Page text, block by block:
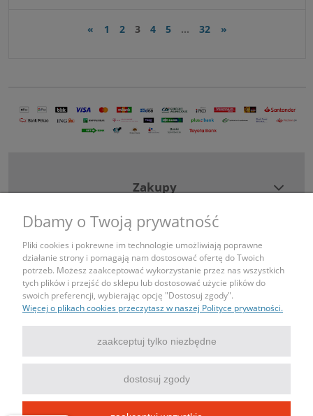
« 1 2 3 4 5 ... 32 »
Zakupy
Pomoc
Moje konto
Informacje
Kontakt
tel: 690443043
mail: sklep@igniazdka.pl
Dbamy o Twoją prywatność
Pliki cookies i pokrewne im technologie umożliwiają poprawne
działanie strony i pomagają nam dostosować ofertę do Twoich
potrzeb. Możesz zaakceptować wykorzystanie przez nas wszystkich
tych plików i przejść do sklepu lub dostosować użycie plików do
swoich preferencji, wybierając opcję "Dostosuj zgody".
Więcej o plikach cookies przeczytasz w naszej Polityce prywatności.
zaakceptuj tylko niezbędne
dostosuj zgody